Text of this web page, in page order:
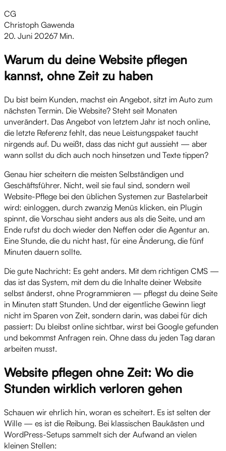
CG
Christoph Gawenda
20. Juni 20267 Min.
Warum du deine Website pflegen
kannst, ohne Zeit zu haben
Du bist beim Kunden, machst ein Angebot, sitzt im Auto zum
nächsten Termin. Die Website? Steht seit Monaten
unverändert. Das Angebot von letztem Jahr ist noch online,
die letzte Referenz fehlt, das neue Leistungspaket taucht
nirgends auf. Du weißt, dass das nicht gut aussieht — aber
wann sollst du dich auch noch hinsetzen und Texte tippen?
Genau hier scheitern die meisten Selbständigen und
Geschäftsführer. Nicht, weil sie faul sind, sondern weil
Website-Pflege bei den üblichen Systemen zur Bastelarbeit
wird: einloggen, durch zwanzig Menüs klicken, ein Plugin
spinnt, die Vorschau sieht anders aus als die Seite, und am
Ende rufst du doch wieder den Neffen oder die Agentur an.
Eine Stunde, die du nicht hast, für eine Änderung, die fünf
Minuten dauern sollte.
Die gute Nachricht: Es geht anders. Mit dem richtigen CMS —
das ist das System, mit dem du die Inhalte deiner Website
selbst änderst, ohne Programmieren — pflegst du deine Seite
in Minuten statt Stunden. Und der eigentliche Gewinn liegt
nicht im Sparen von Zeit, sondern darin, was dabei für dich
passiert: Du bleibst online sichtbar, wirst bei Google gefunden
und bekommst Anfragen rein. Ohne dass du jeden Tag daran
arbeiten musst.
Website pflegen ohne Zeit: Wo die
Stunden wirklich verloren gehen
Schauen wir ehrlich hin, woran es scheitert. Es ist selten der
Wille — es ist die Reibung. Bei klassischen Baukästen und
WordPress-Setups sammelt sich der Aufwand an vielen
kleinen Stellen: